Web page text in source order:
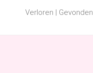
Verloren | Gevonden